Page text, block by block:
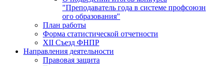
"Преподаватель года в системе профсоюзн
ого образования"
План работы
Форма статистической отчетности
XII Съезд ФНПР
Направления деятельности
Правовая защита